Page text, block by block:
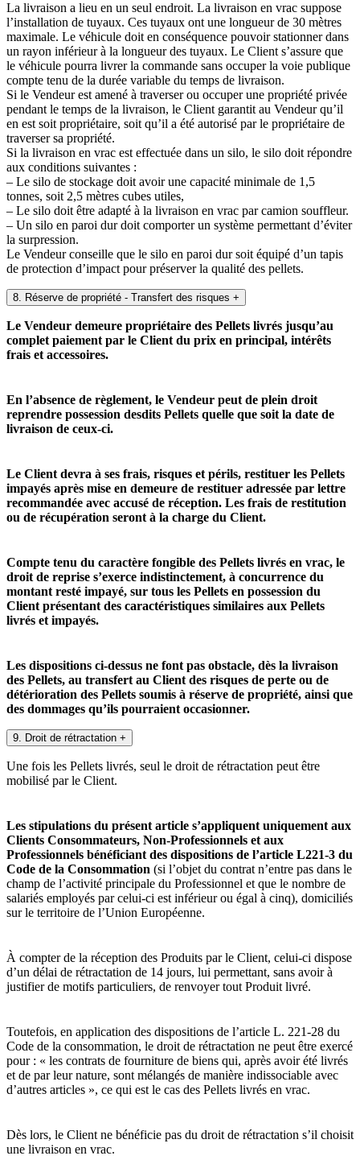
La livraison a lieu en un seul endroit. La livraison en vrac suppose
l’installation de tuyaux. Ces tuyaux ont une longueur de 30 mètres
maximale. Le véhicule doit en conséquence pouvoir stationner dans
un rayon inférieur à la longueur des tuyaux. Le Client s’assure que
le véhicule pourra livrer la commande sans occuper la voie publique
compte tenu de la durée variable du temps de livraison.
Si le Vendeur est amené à traverser ou occuper une propriété privée
pendant le temps de la livraison, le Client garantit au Vendeur qu’il
en est soit propriétaire, soit qu’il a été autorisé par le propriétaire de
traverser sa propriété.
Si la livraison en vrac est effectuée dans un silo, le silo doit répondre
aux conditions suivantes :
– Le silo de stockage doit avoir une capacité minimale de 1,5
tonnes, soit 2,5 mètres cubes utiles,
– Le silo doit être adapté à la livraison en vrac par camion souffleur.
– Un silo en paroi dur doit comporter un système permettant d’éviter
la surpression.
Le Vendeur conseille que le silo en paroi dur soit équipé d’un tapis
de protection d’impact pour préserver la qualité des pellets.
8. Réserve de propriété - Transfert des risques +
Le Vendeur demeure propriétaire des Pellets livrés jusqu’au
complet paiement par le Client du prix en principal, intérêts
frais et accessoires.
En l’absence de règlement, le Vendeur peut de plein droit
reprendre possession desdits Pellets quelle que soit la date de
livraison de ceux-ci.
Le Client devra à ses frais, risques et périls, restituer les Pellets
impayés après mise en demeure de restituer adressée par lettre
recommandée avec accusé de réception. Les frais de restitution
ou de récupération seront à la charge du Client.
Compte tenu du caractère fongible des Pellets livrés en vrac, le
droit de reprise s’exerce indistinctement, à concurrence du
montant resté impayé, sur tous les Pellets en possession du
Client présentant des caractéristiques similaires aux Pellets
livrés et impayés.
Les dispositions ci-dessus ne font pas obstacle, dès la livraison
des Pellets, au transfert au Client des risques de perte ou de
détérioration des Pellets soumis à réserve de propriété, ainsi que
des dommages qu’ils pourraient occasionner.
9. Droit de rétractation +
Une fois les Pellets livrés, seul le droit de rétractation peut être
mobilisé par le Client.
Les stipulations du présent article s’appliquent uniquement aux
Clients Consommateurs, Non-Professionnels et aux
Professionnels bénéficiant des dispositions de l’article L221-3 du
Code de la Consommation (si l’objet du contrat n’entre pas dans le
champ de l’activité principale du Professionnel et que le nombre de
salariés employés par celui-ci est inférieur ou égal à cinq), domiciliés
sur le territoire de l’Union Européenne.
À compter de la réception des Produits par le Client, celui-ci dispose
d’un délai de rétractation de 14 jours, lui permettant, sans avoir à
justifier de motifs particuliers, de renvoyer tout Produit livré.
Toutefois, en application des dispositions de l’article L. 221-28 du
Code de la consommation, le droit de rétractation ne peut être exercé
pour : « les contrats de fourniture de biens qui, après avoir été livrés
et de par leur nature, sont mélangés de manière indissociable avec
d’autres articles », ce qui est le cas des Pellets livrés en vrac.
Dès lors, le Client ne bénéficie pas du droit de rétractation s’il choisit
une livraison en vrac.